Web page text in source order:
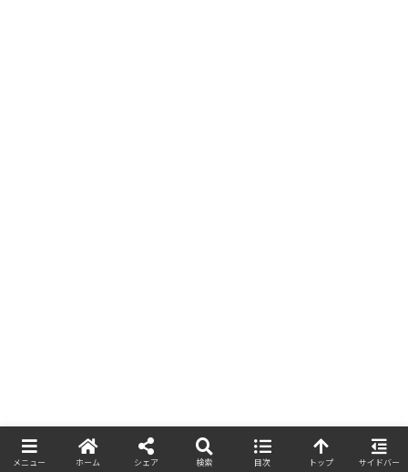
メニュー ホーム シェア 検索 目次 トップ サイドバー